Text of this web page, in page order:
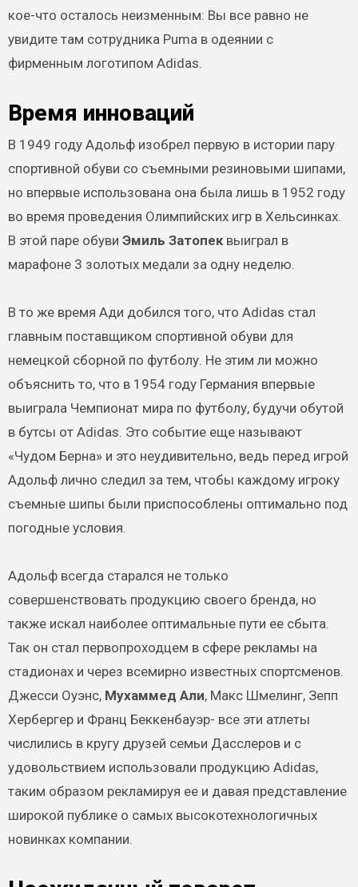
кое-что осталось неизменным: Вы все равно не
увидите там сотрудника Puma в одеянии с
фирменным логотипом Adidas.
Время инноваций
В 1949 году Адольф изобрел первую в истории пару
спортивной обуви со съемными резиновыми шипами,
но впервые использована она была лишь в 1952 году
во время проведения Олимпийских игр в Хельсинках.
В этой паре обуви Эмиль Затопек выиграл в
марафоне 3 золотых медали за одну неделю.
В то же время Ади добился того, что Adidas стал
главным поставщиком спортивной обуви для
немецкой сборной по футболу. Не этим ли можно
объяснить то, что в 1954 году Германия впервые
выиграла Чемпионат мира по футболу, будучи обутой
в бутсы от Adidas. Это событие еще называют
«Чудом Берна» и это неудивительно, ведь перед игрой
Адольф лично следил за тем, чтобы каждому игроку
съемные шипы были приспособлены оптимально под
погодные условия.
Адольф всегда старался не только
совершенствовать продукцию своего бренда, но
также искал наиболее оптимальные пути ее сбыта.
Так он стал первопроходцем в сфере рекламы на
стадионах и через всемирно известных спортсменов.
Джесси Оуэнс, Мухаммед Али, Макс Шмелинг, Зепп
Хербергер и Франц Беккенбауэр- все эти атлеты
числились в кругу друзей семьи Дасслеров и с
удовольствием использовали продукцию Adidas,
таким образом рекламируя ее и давая представление
широкой публике о самых высокотехнологичных
новинках компании.